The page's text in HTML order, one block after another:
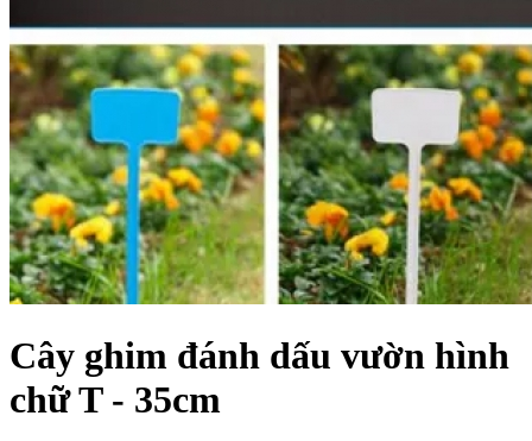
Cây ghim đánh dấu vườn hình
chữ T - 35cm